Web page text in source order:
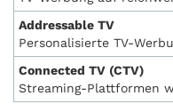
Addressable TV
Personalisierte TV-
Connected TV (CTV)
Streaming-Plattformen